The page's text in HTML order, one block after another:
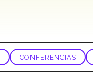
CONFERENCIAS